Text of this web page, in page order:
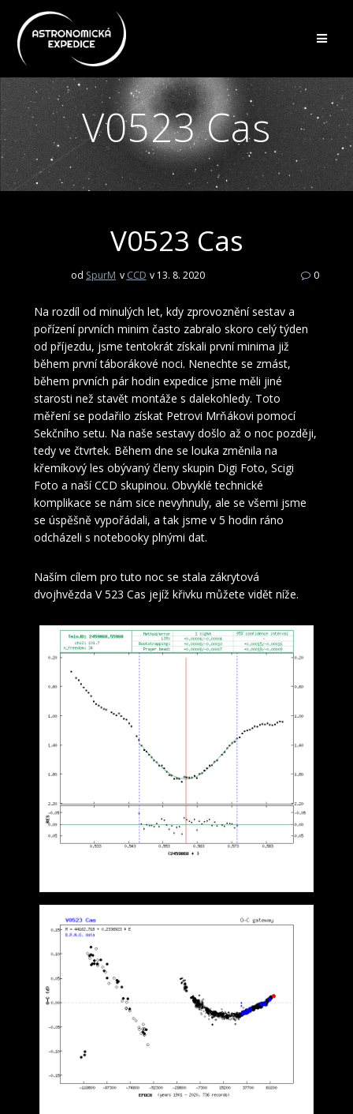
V0523 Cas
V0523 Cas
od SpurM v CCD v 13. 8. 2020 0
Na rozdíl od minulých let, kdy zprovoznění sestav a
pořízení prvních minim často zabralo skoro celý týden
od příjezdu, jsme tentokrát získali první minima již
během první táborákové noci. Nenechte se zmást,
během prvních pár hodin expedice jsme měli jiné
starosti než stavět montáže s dalekohledy. Toto
měření se podařilo získat Petrovi Mrňákovi pomocí
Sekčního setu. Na naše sestavy došlo až o noc později,
tedy ve čtvrtek. Během dne se louka změnila na
křemíkový les obývaný členy skupin Digi Foto, Scigi
Foto a naší CCD skupinou. Obvyklé technické
komplikace se nám sice nevyhnuly, ale se všemi jsme
se úspěšně vypořádali, a tak jsme v 5 hodin ráno
odcházeli s notebooky plnými dat.
Naším cílem pro tuto noc se stala zákrytová
dvojhvězda V 523 Cas jejíž křivku můžete vidět níže.